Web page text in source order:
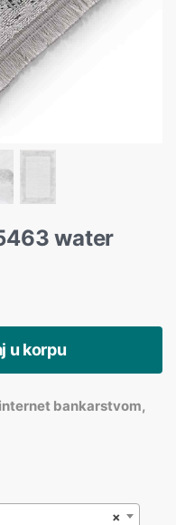
water
u korpu
bankarstvom,
×